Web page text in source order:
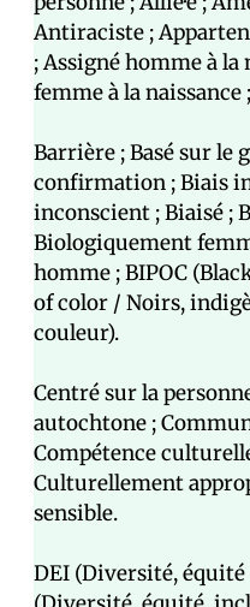
Antiraciste ;
; Assigné homme à la
femme à la naissance
Barrière ; Basé sur le
confirmation ; Biais
inconscient ; Biaisé ;
Biologiquement
homme ; BIPOC
of color / Noirs,
couleur).
Centré sur la
autochtone ;
Compétence
Culturellement
sensible.
DEI (Diversité,